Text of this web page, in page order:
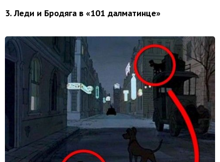
3. Леди и Бродяга в «101 далматинце»